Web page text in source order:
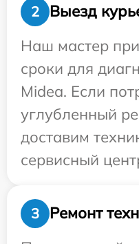
2
Выезд
Наш мастер
сроки для
Midea. Если
углубленный
доставим
сервисный
3
Ремонт